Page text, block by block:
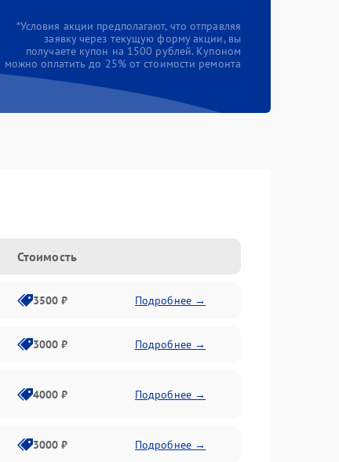
*Условия акции предполагают, что отправляя
заявку через текущую форму акции, вы
получаете купон на 1500 рублей. Купоном
можно оплатить до 25% от стоимости ремонта
Стоимость
3500 ₽ Подробнее →
3000 ₽ Подробнее →
4000 ₽ Подробнее →
3000 ₽ Подробнее →